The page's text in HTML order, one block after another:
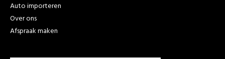
Auto importeren
Over ons
Afspraak maken